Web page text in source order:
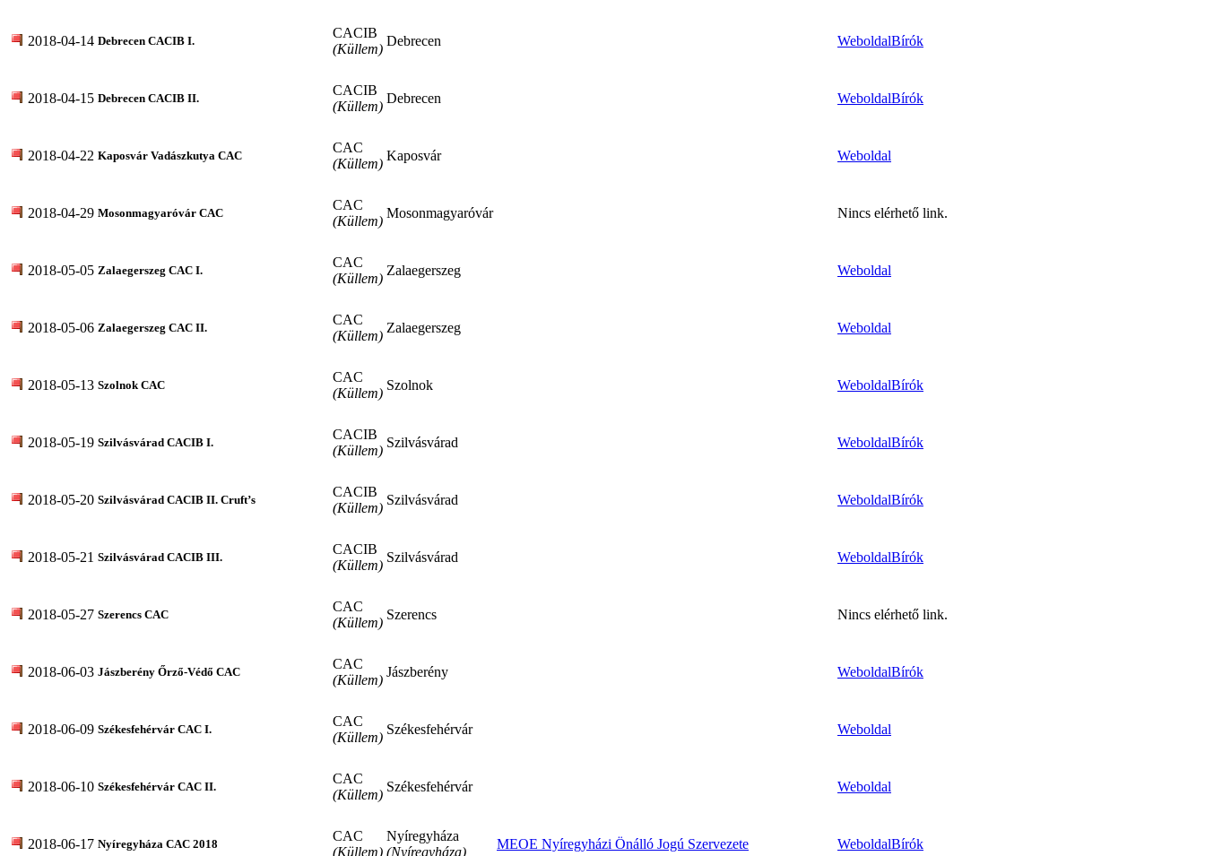
2018-04-14 Debrecen CACIB I.
CACIB
(Küllem)
Debrecen WeboldalBírók
2018-04-15 Debrecen CACIB II.
CACIB
(Küllem)
Debrecen WeboldalBírók
2018-04-22 Kaposvár Vadászkutya CAC
CAC
(Küllem)
Kaposvár Weboldal
2018-04-29 Mosonmagyaróvár CAC
CAC
(Küllem)
Mosonmagyaróvár Nincs elérhető link.
2018-05-05 Zalaegerszeg CAC I.
CAC
(Küllem)
Zalaegerszeg Weboldal
2018-05-06 Zalaegerszeg CAC II.
CAC
(Küllem)
Zalaegerszeg Weboldal
2018-05-13 Szolnok CAC
CAC
(Küllem)
Szolnok WeboldalBírók
2018-05-19 Szilvásvárad CACIB I.
CACIB
(Küllem)
Szilvásvárad WeboldalBírók
2018-05-20 Szilvásvárad CACIB II. Cruft’s
CACIB
(Küllem)
Szilvásvárad WeboldalBírók
2018-05-21 Szilvásvárad CACIB III.
CACIB
(Küllem)
Szilvásvárad WeboldalBírók
2018-05-27 Szerencs CAC
CAC
(Küllem)
Szerencs Nincs elérhető link.
2018-06-03 Jászberény Őrző-Védő CAC
CAC
(Küllem)
Jászberény WeboldalBírók
2018-06-09 Székesfehérvár CAC I.
CAC
(Küllem)
Székesfehérvár Weboldal
2018-06-10 Székesfehérvár CAC II.
CAC
(Küllem)
Székesfehérvár Weboldal
2018-06-17 Nyíregyháza CAC 2018
CAC
(Küllem)
Nyíregyháza
(Nyíregyháza)
MEOE Nyíregyházi Önálló Jogú Szervezete WeboldalBírók